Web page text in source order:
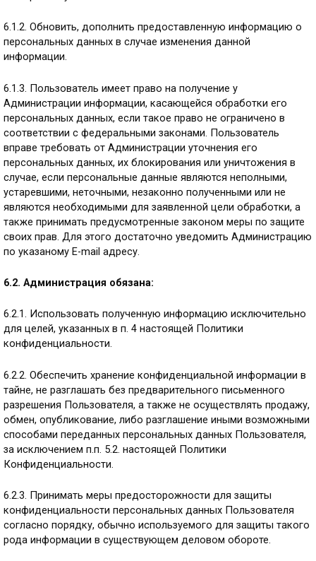
6.1.2. Обновить, дополнить предоставленную информацию о
персональных данных в случае изменения данной
информации.
6.1.3. Пользователь имеет право на получение у
Администрации информации, касающейся обработки его
персональных данных, если такое право не ограничено в
соответствии с федеральными законами. Пользователь
вправе требовать от Администрации уточнения его
персональных данных, их блокирования или уничтожения в
случае, если персональные данные являются неполными,
устаревшими, неточными, незаконно полученными или не
являются необходимыми для заявленной цели обработки, а
также принимать предусмотренные законом меры по защите
своих прав. Для этого достаточно уведомить Администрацию
по указаному E-mail адресу.
6.2. Администрация обязана:
6.2.1. Использовать полученную информацию исключительно
для целей, указанных в п. 4 настоящей Политики
конфиденциальности.
6.2.2. Обеспечить хранение конфиденциальной информации в
тайне, не разглашать без предварительного письменного
разрешения Пользователя, а также не осуществлять продажу,
обмен, опубликование, либо разглашение иными возможными
способами переданных персональных данных Пользователя,
за исключением п.п. 5.2. настоящей Политики
Конфиденциальности.
6.2.3. Принимать меры предосторожности для защиты
конфиденциальности персональных данных Пользователя
согласно порядку, обычно используемого для защиты такого
рода информации в существующем деловом обороте.